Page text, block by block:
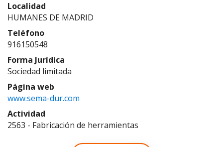
Localidad
HUMANES DE MADRID
Teléfono
916150548
Forma Jurídica
Sociedad limitada
Página web
www.sema-dur.com
Actividad
2563 - Fabricación de herramientas